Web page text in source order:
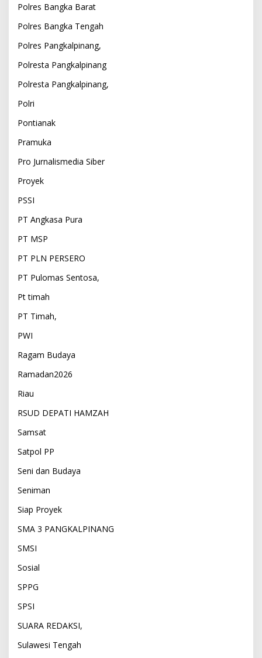
Polres Bangka Barat
Polres Bangka Tengah
Polres Pangkalpinang,
Polresta Pangkalpinang
Polresta Pangkalpinang,
Polri
Pontianak
Pramuka
Pro Jurnalismedia Siber
Proyek
PSSI
PT Angkasa Pura
PT MSP
PT PLN PERSERO
PT Pulomas Sentosa,
Pt timah
PT Timah,
PWI
Ragam Budaya
Ramadan2026
Riau
RSUD DEPATI HAMZAH
Samsat
Satpol PP
Seni dan Budaya
Seniman
Siap Proyek
SMA 3 PANGKALPINANG
SMSI
Sosial
SPPG
SPSI
SUARA REDAKSI,
Sulawesi Tengah